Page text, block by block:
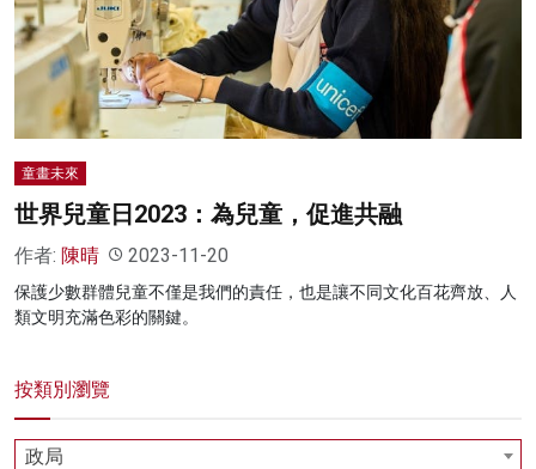
影片
名家榜
灼見活動
童畫未來
世界兒童日2023：為兒童，促進共融
作者: 陳晴 2023-11-20
保護少數群體兒童不僅是我們的責任，也是讓不同文化百花齊放、人
類文明充滿色彩的關鍵。
按類別瀏覽
政局